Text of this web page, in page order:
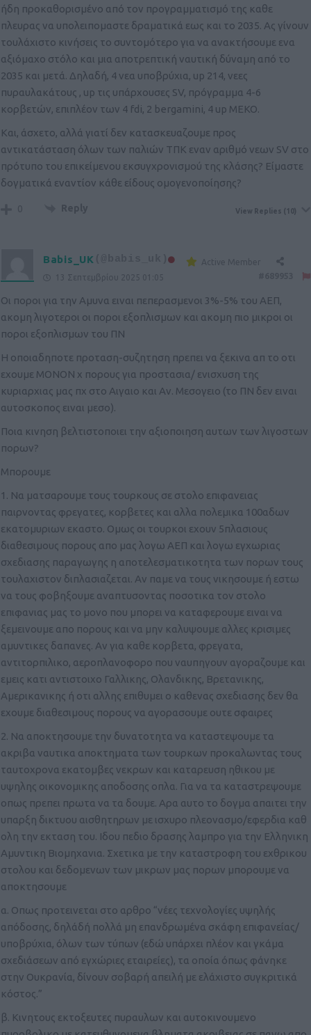
ήδη προκαθορισμένο από τον προγραμματισμό της καθε
πλευρας να υπολειπομαστε δραματικά εως και το 2035. Ας γίνουν
τουλάχιστο κινήσεις το συντομότερο για να ανακτήσουμε ενα
αξιόμαχο στόλο και μια αποτρεπτική ναυτική δύναμη από το
2035 και μετά. Δηλαδή, 4 νεα υποβρύχια, up 214, νεες
πυραυλακάτους , up τις υπάρχουσες SV, πρόγραμμα 4-6
κορβετών, επιπλέον των 4 fdi, 2 bergamini, 4 up MEKO.
Και, άσχετο, αλλά γιατί δεν κατασκευαζουμε προς
αντικατάσταση όλων των παλιών ΤΠΚ εναν αριθμό νεων SV στο
πρότυπο του επικείμενου εκσυγχρονισμού της κλάσης? Είμαστε
δογματικά εναντίον κάθε είδους ομογενοποίησης?
0 Reply View Replies (10)
Babis_UK (@babis_uk)
Active Member
13 Σεπτεμβρίου 2025 01:05
Οι ποροι για την Αμυνα ειναι πεπερασμενοι 3%-5% του ΑΕΠ,
ακομη λιγοτεροι οι ποροι εξοπλισμων και ακομη πιο μικροι οι
ποροι εξοπλισμων του ΠΝ
Η οποιαδηποτε προταση-συζητηση πρεπει να ξεκινα απ το οτι
εχουμε ΜΟΝΟΝ x πορους για προστασια/ ενισχυση της
κυριαρχιας μας πχ στο Αιγαιο και Αν. Μεσογειο (το ΠΝ δεν ειναι
αυτοσκοπος ειναι μεσο).
Ποια κινηση βελτιστοποιει την αξιοποιηση αυτων των λιγοστων
πορων?
Μπορουμε
1. Να ματσαρουμε τους τουρκους σε στολο επιφανειας
παιρνοντας φρεγατες, κορβετες και αλλα πολεμικα 100αδων
εκατομυριων εκαστο. Ομως οι τουρκοι εχουν 5πλασιους
διαθεσιμους πορους απο μας λογω ΑΕΠ και λογω εγχωριας
σχεδιασης παραγωγης η αποτελεσματικοτητα των πορων τους
τουλαχιστον διπλασιαζεται. Αν παμε να τους νικησουμε ή εστω
να τους φοβηξουμε αναπτυσοντας ποσοτικα τον στολο
επιφανιας μας το μονο που μπορει να καταφερουμε ειναι να
ξεμεινουμε απο πορους και να μην καλυψουμε αλλες κρισιμες
αμυντικες δαπανες. Αν για καθε κορβετα, φρεγατα,
αντιτορπιλικο, αεροπλανοφορο που ναυπηγουν αγοραζουμε και
εμεις κατι αντιστοιχο Γαλλικης, Ολανδικης, Βρετανικης,
Αμερικανικης ή οτι αλλης επιθυμει ο καθενας σχεδιασης δεν θα
εχουμε διαθεσιμους πορους να αγορασουμε ουτε σφαιρες
2. Να αποκτησουμε την δυνατοτητα να καταστεψουμε τα
ακριβα ναυτικα αποκτηματα των τουρκων προκαλωντας τους
ταυτοχρονα εκατομβες νεκρων και καταρευση ηθικου με
υψηλης οικονομικης αποδοσης οπλα. Για να τα καταστρεψουμε
οπως πρεπει πρωτα να τα δουμε. Αρα αυτο το δογμα απαιτει την
υπαρξη δικτυου αισθητηρων με ισχυρο πλεονασμο/εφερδια καθ
ολη την εκταση του. Ιδου πεδιο δρασης λαμπρο για την Ελληνικη
Αμυντικη Βιομηχανια. Σχετικα με την καταστροφη του εχθρικου
στολου και δεδομενων των μικρων μας πορων μπορουμε να
αποκτησουμε
α. Οπως προτεινεται στο αρθρο “νέες τεχνολογίες υψηλής
απόδοσης, δηλάδή πολλά μη επανδρωμένα σκάφη επιφανείας/
υποβρύχια, όλων των τύπων (εδώ υπάρχει πλέον και γκάμα
σχεδιάσεων από εγχώριες εταιρείες), τα οποία όπως φάνηκε
στην Ουκρανία, δίνουν σοβαρή απειλή με ελάχιστο συγκριτικά
κόστος.”
β. Κινητους εκτοξευτες πυραυλων και αυτοκινουμενο